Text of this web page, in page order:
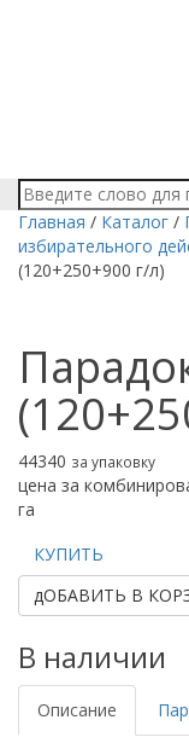
Главная / Каталог /
избирательного
(120+250+900 г/л)
44340 за упаковку
цена за
га
КУПИТЬ
дОБАВИТЬ В
В наличии
Описание